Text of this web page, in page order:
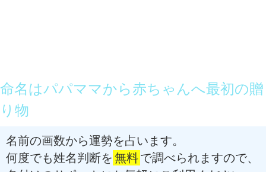
命名はパパママから赤ちゃんへ最初の贈
り物
名前の画数から運勢を占います。
何度でも姓名判断を 無料で調べられますので、